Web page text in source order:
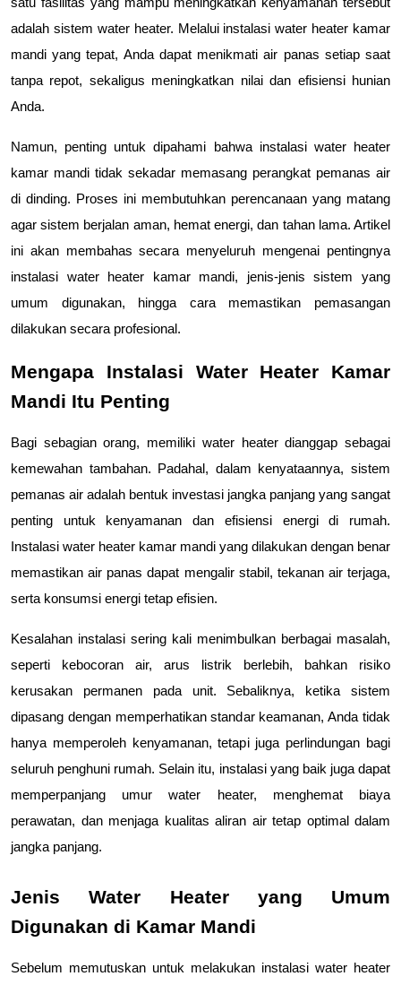
adalah sistem water heater. Melalui instalasi water heater kamar
mandi yang tepat, Anda dapat menikmati air panas setiap saat
tanpa repot, sekaligus meningkatkan nilai dan efisiensi hunian
Anda.
Namun, penting untuk dipahami bahwa instalasi water heater
kamar mandi tidak sekadar memasang perangkat pemanas air
di dinding. Proses ini membutuhkan perencanaan yang matang
agar sistem berjalan aman, hemat energi, dan tahan lama. Artikel
ini akan membahas secara menyeluruh mengenai pentingnya
instalasi water heater kamar mandi, jenis-jenis sistem yang
umum digunakan, hingga cara memastikan pemasangan
dilakukan secara profesional.
Mengapa Instalasi Water Heater Kamar
Mandi Itu Penting
Bagi sebagian orang, memiliki water heater dianggap sebagai
kemewahan tambahan. Padahal, dalam kenyataannya, sistem
pemanas air adalah bentuk investasi jangka panjang yang sangat
penting untuk kenyamanan dan efisiensi energi di rumah.
Instalasi water heater kamar mandi yang dilakukan dengan benar
memastikan air panas dapat mengalir stabil, tekanan air terjaga,
serta konsumsi energi tetap efisien.
Kesalahan instalasi sering kali menimbulkan berbagai masalah,
seperti kebocoran air, arus listrik berlebih, bahkan risiko
kerusakan permanen pada unit. Sebaliknya, ketika sistem
dipasang dengan memperhatikan standar keamanan, Anda tidak
hanya memperoleh kenyamanan, tetapi juga perlindungan bagi
seluruh penghuni rumah. Selain itu, instalasi yang baik juga dapat
memperpanjang umur water heater, menghemat biaya
perawatan, dan menjaga kualitas aliran air tetap optimal dalam
jangka panjang.
Jenis Water Heater yang Umum
Digunakan di Kamar Mandi
Sebelum memutuskan untuk melakukan instalasi water heater